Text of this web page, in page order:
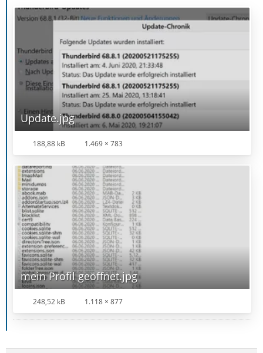
Update.jpg
188,88 kB 1.469 × 783
mein Profil geöffnet.jpg
248,52 kB 1.118 × 877